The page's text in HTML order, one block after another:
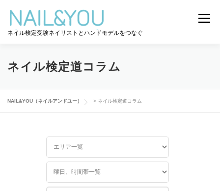
ツ
ネイル検定受験ネイリストとハンドモデルをつなぐ
メニュー
ログイン ユーザー登録
ハンドモデルを探す ネイル検定道コラム
お問い合わせ
ネイル検定道コラム
NAIL&YOU（ネイルアンドユー） > ネイル検定道コラム